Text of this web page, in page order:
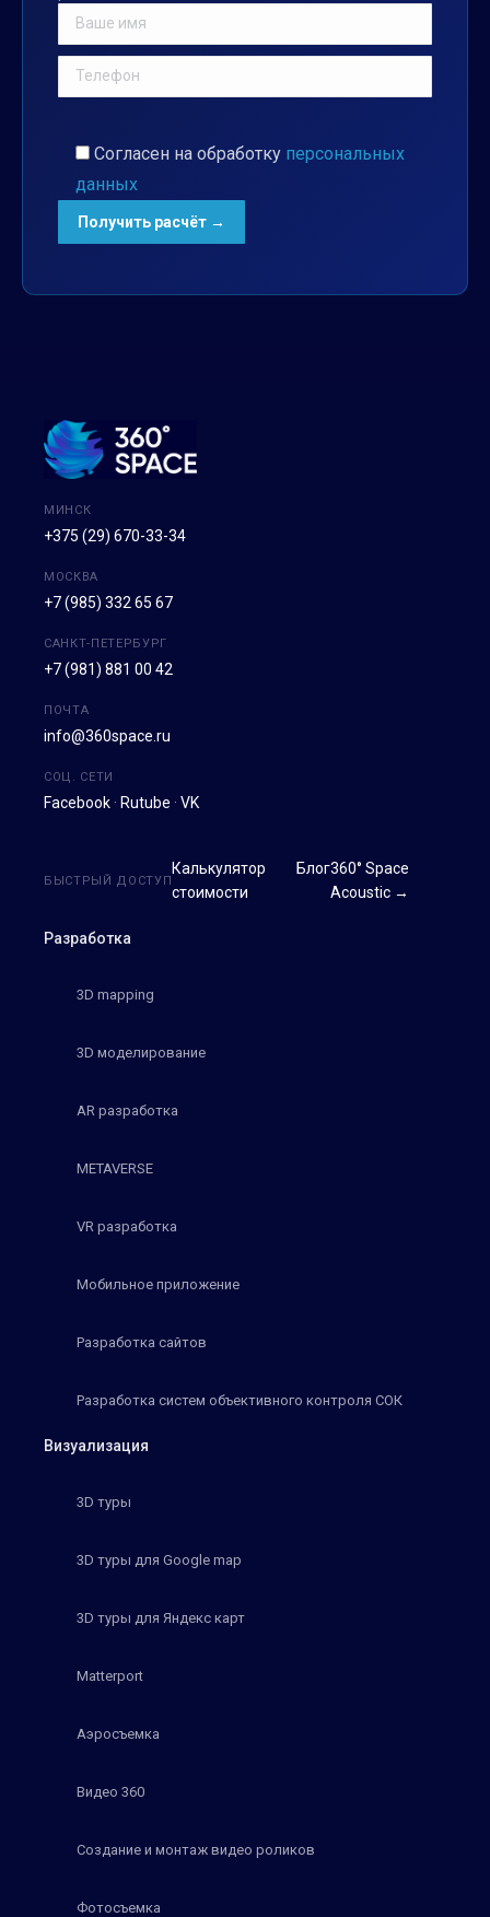
Согласен на обработку персональных
данных
МИНСК
+375 (29) 670-33-34
МОСКВА
+7 (985) 332 65 67
САНКТ-ПЕТЕРБУРГ
+7 (981) 881 00 42
ПОЧТА
info@360space.ru
СОЦ. СЕТИ
Facebook · Rutube · VK
Разработка
3D mapping
3D моделирование
AR разработка
METAVERSE
VR разработка
Мобильное приложение
Разработка сайтов
Разработка систем объективного контроля СОК
Визуализация
3D туры
3D туры для Google map
3D туры для Яндекс карт
Matterport
Аэросъемка
Видео 360
Создание и монтаж видео роликов
Фотосъемка
БЫСТРЫЙ ДОСТУП
Калькулятор
стоимости
Блог360° Space
Acoustic →